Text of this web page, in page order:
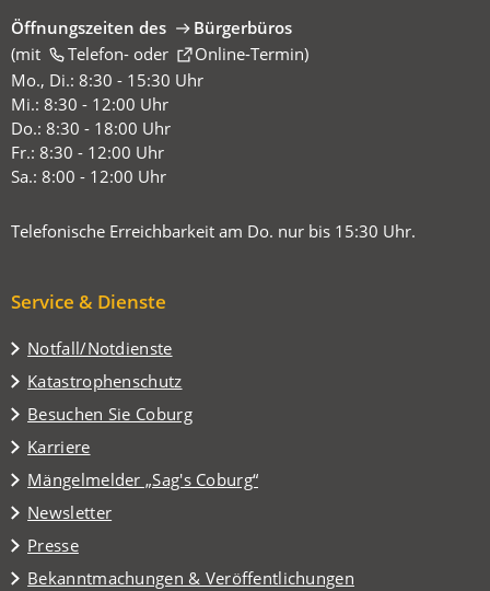
Öffnungszeiten des
Bürgerbüros
(mit
Telefon-oder Online-Termin
(Öffnet
in
einem
neuen
Tab)
)
Mo., Di.: 8:30 - 15:30 Uhr
Mi.: 8:30 - 12:00 Uhr
Do.: 8:30 - 18:00 Uhr
Fr.: 8:30 - 12:00 Uhr
Sa.: 8:00 - 12:00 Uhr
Telefonische Erreichbarkeit am Do. nur bis 15:30 Uhr.
Service & Dienste
Notfall/Notdienste
Katastrophenschutz
Besuchen Sie Coburg
(Öffnet
in
einem
neuen
Tab)
Karriere
Mängelmelder „Sag's Coburg“
(Öffnet
in
einem
neuen
Tab)
Newsletter
Presse
Bekanntmachungen & Veröffentlichungen